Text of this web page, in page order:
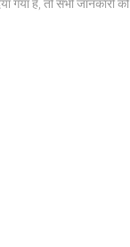
गया हैं, तो सभी जानकारी को